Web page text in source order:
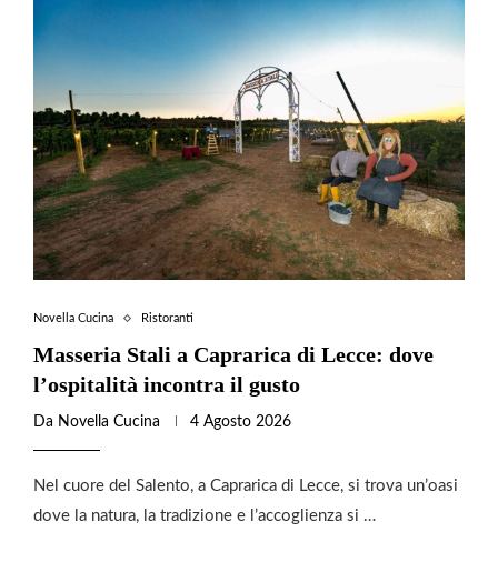
Novella Cucina Ristoranti
Masseria Stali a Caprarica di Lecce: dove
l’ospitalità incontra il gusto
Da Novella Cucina 4 Agosto 2026
Nel cuore del Salento, a Caprarica di Lecce, si trova un’oasi
dove la natura, la tradizione e l’accoglienza si …